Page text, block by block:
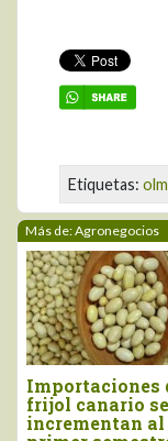
Etiquetas:
Más de: Agronegocios
Perú
más de
millones,